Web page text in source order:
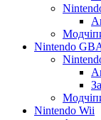
Nintendo
Nintendo Wii